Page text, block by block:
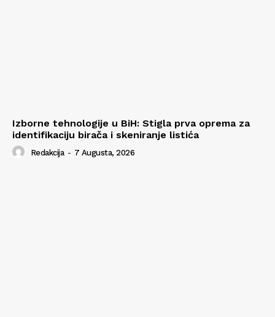
Izborne tehnologije u BiH: Stigla prva oprema za
identifikaciju birača i skeniranje listića
Redakcija - 7 Augusta, 2026